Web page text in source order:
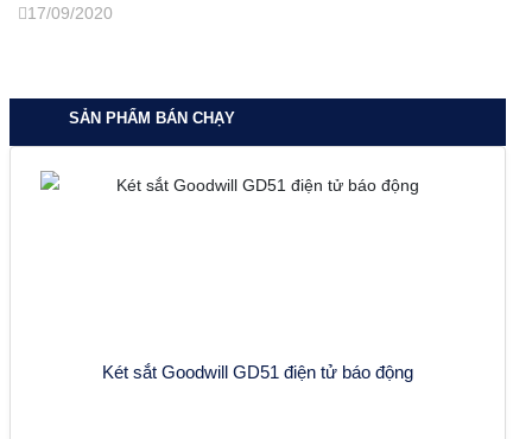
17/09/2020
SẢN PHẨM BÁN CHẠY
Két sắt Goodwill GD51 điện tử báo động